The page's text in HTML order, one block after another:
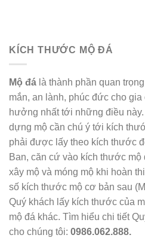
KÍCH THƯỚC MỘ ĐÁ
Mộ đá là thành phần quan
mắn, an lành, phúc đức cho
hưởng nhất tới những điều
dựng mộ cần chú ý tới kích
phải được lấy theo kích thước
Ban, căn cứ vào kích thước
xây mộ và móng mộ khi hoàn
số kích thước mộ cơ bản sau
Quý khách lấy kích thước của
mộ đá khác. Tìm hiểu chi tiết
cho chúng tôi: 0986.062.888.